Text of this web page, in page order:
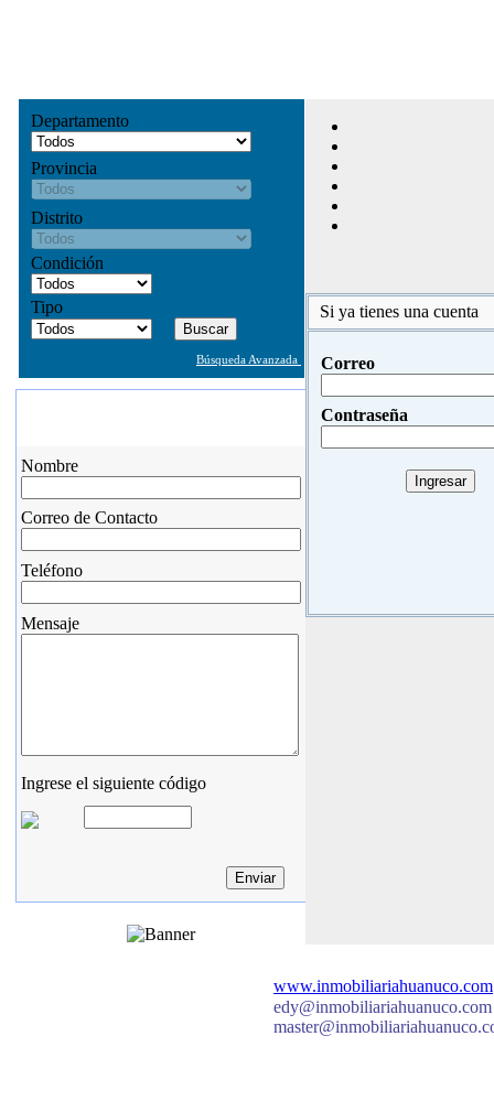
Departamento
Provincia
Distrito
Condición
Tipo
Búsqueda Avanzada
Nombre
Correo de Contacto
Teléfono
Mensaje
Ingrese el siguiente código
Si ya tienes una cuenta
Correo
Contraseña
www.inmobiliariahuanuco.com
edy@inmobiliariahuanuco.com